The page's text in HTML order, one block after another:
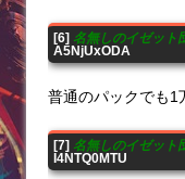
[6] 名無しのイゼット
A5NjUxODA
普通のパックでも1
[7] 名無しのイゼット
I4NTQ0MTU